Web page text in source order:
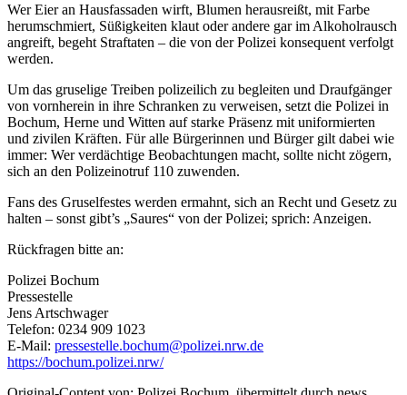
Wer Eier an Hausfassaden wirft, Blumen herausreißt, mit Farbe
herumschmiert, Süßigkeiten klaut oder andere gar im Alkoholrausch
angreift, begeht Straftaten – die von der Polizei konsequent verfolgt
werden.
Um das gruselige Treiben polizeilich zu begleiten und Draufgänger
von vornherein in ihre Schranken zu verweisen, setzt die Polizei in
Bochum, Herne und Witten auf starke Präsenz mit uniformierten
und zivilen Kräften. Für alle Bürgerinnen und Bürger gilt dabei wie
immer: Wer verdächtige Beobachtungen macht, sollte nicht zögern,
sich an den Polizeinotruf 110 zuwenden.
Fans des Gruselfestes werden ermahnt, sich an Recht und Gesetz zu
halten – sonst gibt’s „Saures“ von der Polizei; sprich: Anzeigen.
Rückfragen bitte an:
Polizei Bochum
Pressestelle
Jens Artschwager
Telefon: 0234 909 1023
E-Mail: pressestelle.bochum@polizei.nrw.de
https://bochum.polizei.nrw/